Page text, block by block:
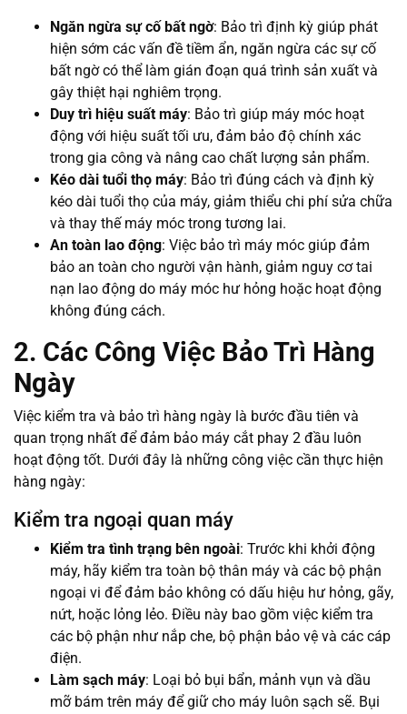
Ngăn ngừa sự cố bất ngờ: Bảo trì định kỳ giúp phát
hiện sớm các vấn đề tiềm ẩn, ngăn ngừa các sự cố
bất ngờ có thể làm gián đoạn quá trình sản xuất và
gây thiệt hại nghiêm trọng.
Duy trì hiệu suất máy: Bảo trì giúp máy móc hoạt
động với hiệu suất tối ưu, đảm bảo độ chính xác
trong gia công và nâng cao chất lượng sản phẩm.
Kéo dài tuổi thọ máy: Bảo trì đúng cách và định kỳ
kéo dài tuổi thọ của máy, giảm thiểu chi phí sửa chữa
và thay thế máy móc trong tương lai.
An toàn lao động: Việc bảo trì máy móc giúp đảm
bảo an toàn cho người vận hành, giảm nguy cơ tai
nạn lao động do máy móc hư hỏng hoặc hoạt động
không đúng cách.
2. Các Công Việc Bảo Trì Hàng
Ngày
Việc kiểm tra và bảo trì hàng ngày là bước đầu tiên và
quan trọng nhất để đảm bảo máy cắt phay 2 đầu luôn
hoạt động tốt. Dưới đây là những công việc cần thực hiện
hàng ngày:
Kiểm tra ngoại quan máy
Kiểm tra tình trạng bên ngoài: Trước khi khởi động
máy, hãy kiểm tra toàn bộ thân máy và các bộ phận
ngoại vi để đảm bảo không có dấu hiệu hư hỏng, gãy,
nứt, hoặc lỏng lẻo. Điều này bao gồm việc kiểm tra
các bộ phận như nắp che, bộ phận bảo vệ và các cáp
điện.
Làm sạch máy: Loại bỏ bụi bẩn, mảnh vụn và dầu
mỡ bám trên máy để giữ cho máy luôn sạch sẽ. Bụi